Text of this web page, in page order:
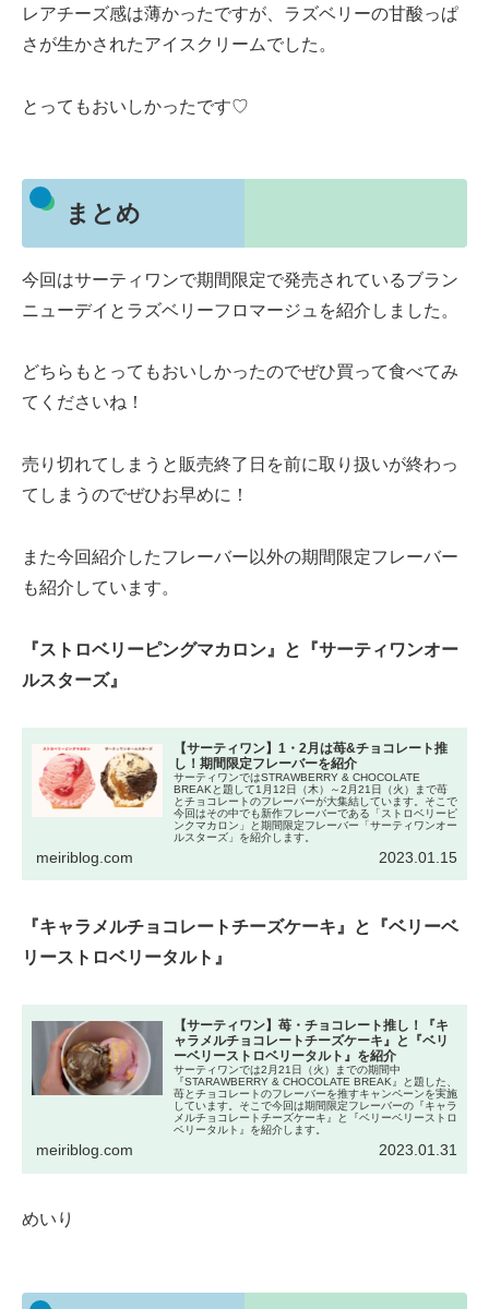
レアチーズ感は薄かったですが、ラズベリーの甘酸っぱ
さが生かされたアイスクリームでした。
とってもおいしかったです♡
まとめ
今回はサーティワンで期間限定で発売されているブラン
ニューデイとラズベリーフロマージュを紹介しました。
どちらもとってもおいしかったのでぜひ買って食べてみ
てくださいね！
売り切れてしまうと販売終了日を前に取り扱いが終わっ
てしまうのでぜひお早めに！
また今回紹介したフレーバー以外の期間限定フレーバー
も紹介しています。
『ストロベリーピングマカロン』と『サーティワンオー
ルスターズ』
【サーティワン】1・2月は苺&チョコレート推
し！期間限定フレーバーを紹介
サーティワンではSTRAWBERRY & CHOCOLATE
BREAKと題して1月12日（木）～2月21日（火）まで苺
とチョコレートのフレーバーが大集結しています。そこで
今回はその中でも新作フレーバーである「ストロベリーピ
ンクマカロン」と期間限定フレーバー「サーティワンオー
ルスターズ」を紹介します。
meiriblog.com 2023.01.15
『キャラメルチョコレートチーズケーキ』と『ベリーベ
リーストロベリータルト』
【サーティワン】苺・チョコレート推し！『キ
ャラメルチョコレートチーズケーキ』と『ベリ
ーベリーストロベリータルト』を紹介
サーティワンでは2月21日（火）までの期間中
『STARAWBERRY & CHOCOLATE BREAK』と題した、
苺とチョコレートのフレーバーを推すキャンペーンを実施
しています。そこで今回は期間限定フレーバーの『キャラ
メルチョコレートチーズケーキ』と『ベリーベリーストロ
ベリータルト』を紹介します。
meiriblog.com 2023.01.31
めいり